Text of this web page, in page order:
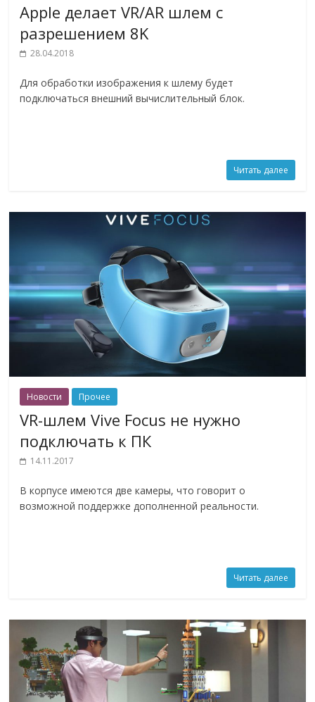
Apple делает VR/AR шлем с
разрешением 8K
28.04.2018
Для обработки изображения к шлему будет
подключаться внешний вычислительный блок.
Читать далее
Новости Прочее
VR-шлем Vive Focus не нужно
подключать к ПК
14.11.2017
В корпусе имеются две камеры, что говорит о
возможной поддержке дополненной реальности.
Читать далее